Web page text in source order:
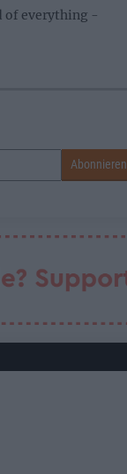
of everything -